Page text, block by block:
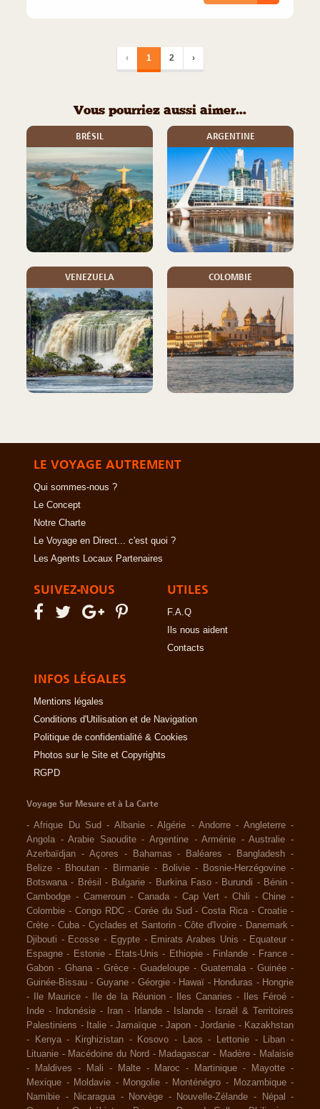
‹ 1 2 ›
Vous pourriez aussi aimer...
BRÉSIL ARGENTINE
VENEZUELA COLOMBIE
LE VOYAGE AUTREMENT
Qui sommes-nous ?
Le Concept
Notre Charte
Le Voyage en Direct... c'est quoi ?
Les Agents Locaux Partenaires
SUIVEZ-NOUS UTILES
F.A.Q
Ils nous aident
Contacts
INFOS LÉGALES
Mentions légales
Conditions d'Utilisation et de Navigation
Politique de confidentialité & Cookies
Photos sur le Site et Copyrights
RGPD
Voyage Sur Mesure et à La Carte
-Afrique Du Sud - Albanie -Algérie -Andorre - Angleterre -
Angola -Arabie Saoudite -Argentine -Arménie -Australie -
Azerbaïdjan - Açores - Bahamas - Baléares - Bangladesh -
Belize - Bhoutan - Birmanie - Bolivie - Bosnie-Herzégovine -
Botswana - Brésil - Bulgarie - Burkina Faso - Burundi - Bénin -
Cambodge - Cameroun - Canada - Cap Vert - Chili -Chine -
Colombie - Congo RDC - Corée du Sud -Costa Rica -Croatie -
Crète - Cuba - Cyclades et Santorin -Côte d'Ivoire - Danemark -
Djibouti - Ecosse - Egypte - Emirats Arabes Unis - Equateur -
Espagne - Estonie - Etats-Unis - Ethiopie - Finlande - France -
Gabon - Ghana - Grèce - Guadeloupe - Guatemala - Guinée -
Guinée-Bissau - Guyane - Géorgie - Hawaï - Honduras - Hongrie
-
Ile Maurice - Ile de la Réunion - Iles Canaries - Iles Féroé -
Inde - Indonésie - Iran - Irlande - Islande -
Israël & Territoires
Palestiniens - Italie - Jamaïque - Japon - Jordanie - Kazakhstan
-
Kenya - Kirghizistan - Kosovo - Laos - Lettonie - Liban -
Lituanie - Macédoine du Nord - Madagascar - Madère - Malaisie
-
Maldives - Mali - Malte - Maroc - Martinique - Mayotte -
Mexique - Moldavie - Mongolie - Monténégro - Mozambique -
Namibie - Nicaragua - Norvège - Nouvelle-Zélande - Népal
-